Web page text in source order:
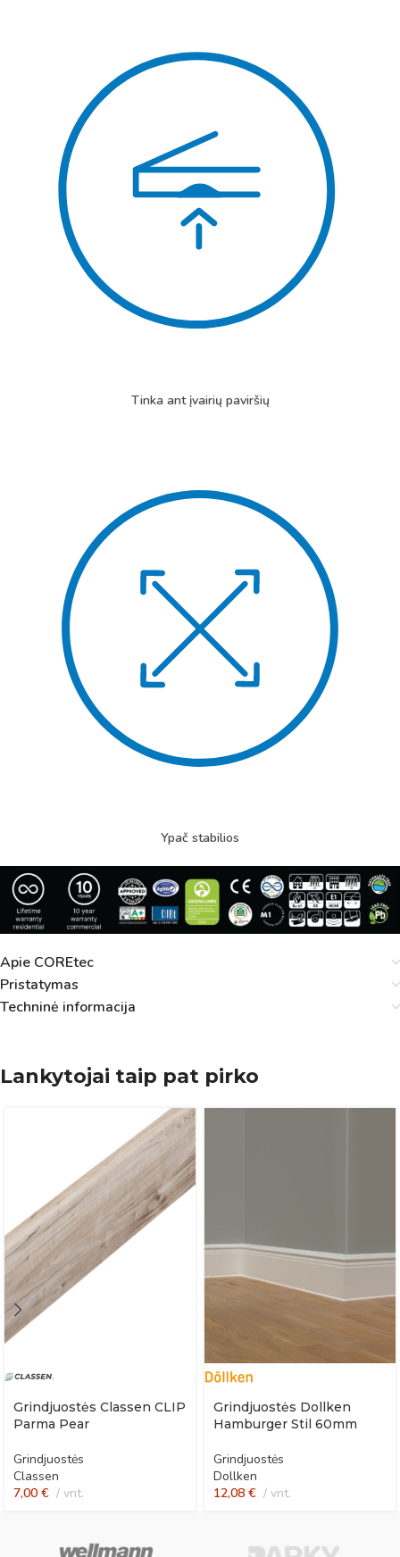
Tinka ant įvairių paviršių
Ypač stabilios
Apie COREtec
Pristatymas
Techninė informacija
Lankytojai taip pat pirko
Grindjuostės Classen CLIP
Parma Pear
Grindjuostės
Classen
7,00 € vnt.
Grindjuostės Dollken
Hamburger Stil 60mm
Grindjuostės
Dollken
12,08 € vnt.